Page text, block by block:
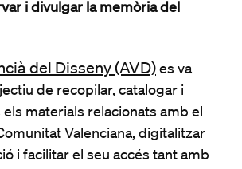
i divulgar la memòria del
del Disseny (AVD) es va
de recopilar, catalogar i
materials relacionats amb el
Valenciana, digitalitzar
i facilitar el seu accés tant amb